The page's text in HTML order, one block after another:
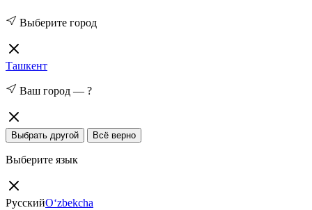
Выберите город
Ташкент
Ваш город — ?
Выбрать другой Всё верно
Выберите язык
РусскийO‘zbekcha